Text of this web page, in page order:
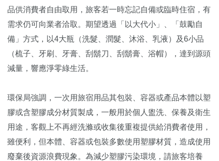
品供消費者自由取用，旅客若一時忘記自備或臨時住宿，有
需求仍可向業者洽取。期望透過「以大代小」、「鼓勵自
備」方式，以4大瓶（洗髮、潤髮、沐浴、乳液）及6小品
（梳子、牙刷、牙膏、刮鬍刀、刮鬍膏、浴帽），達到源頭
減量，響應淨零綠生活。
環保局強調，一次用旅宿用品其包裝、容器或產品本體以塑
膠或含塑膠成分材質製成，一般用於個人盥洗、保養及衛生
用途，客觀上不再經洗滌或收集後重複提供給消費者使用，
雖便利，但本體、容器或包裝多數使用塑膠材質，造成使用
廢棄後資源浪費現象。為減少塑膠污染環境，請旅客培養